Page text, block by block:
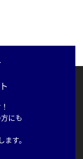
にも
す。